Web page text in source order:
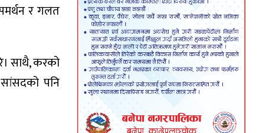
समर्थन र गलत
साथै, करको
पनि